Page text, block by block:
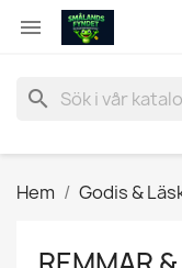

search
Hem Godis &